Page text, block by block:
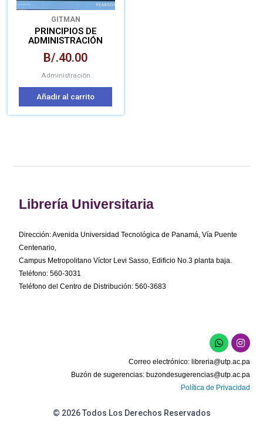
GITMAN
PRINCIPIOS DE
ADMINISTRACIÓN
B/.40.00
Administración
Añadir al carrito
Librería Universitaria
Dirección: Avenida Universidad Tecnológica de Panamá, Vía Puente
Centenario,
Campus Metropolitano Víctor Levi Sasso, Edificio No.3 planta baja.
Teléfono: 560-3031
Teléfono del Centro de Distribución: 560-3683
W
h
a
t
s
a
p
I
n
s
t
a
g
r
Correo electrónico: libreria@utp.ac.pa
Buzón de sugerencias: buzondesugerencias@utp.ac.pa
Política de Privacidad
© 2026 Todos Los Derechos Reservados